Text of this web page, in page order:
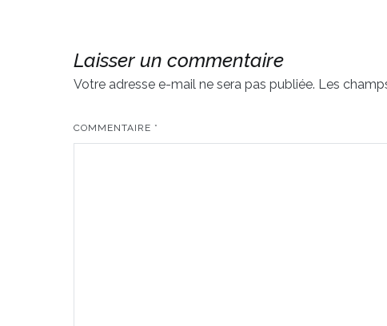
l’article
Laisser un commentaire
Votre adresse e-mail ne sera pas publiée. Les
COMMENTAIRE *